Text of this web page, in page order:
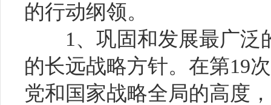
的行动纲领。
1、巩固和发展最广
的长远战略方针。在第19
党和国家战略全局的高度